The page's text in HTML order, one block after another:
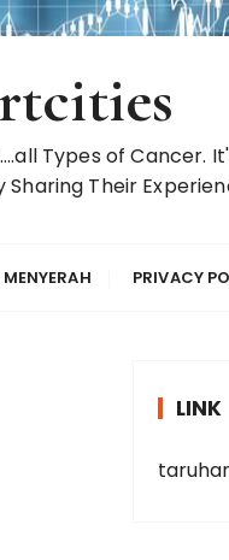
Types of Cancer.
Their
PRIVACY
LINK